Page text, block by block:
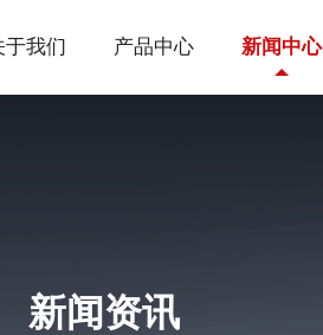
于我们 产品中心 新闻中心
新闻资讯